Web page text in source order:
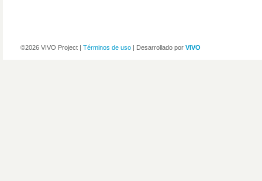
©2026 VIVO Project | Términos de uso | Desarrollado por VIVO